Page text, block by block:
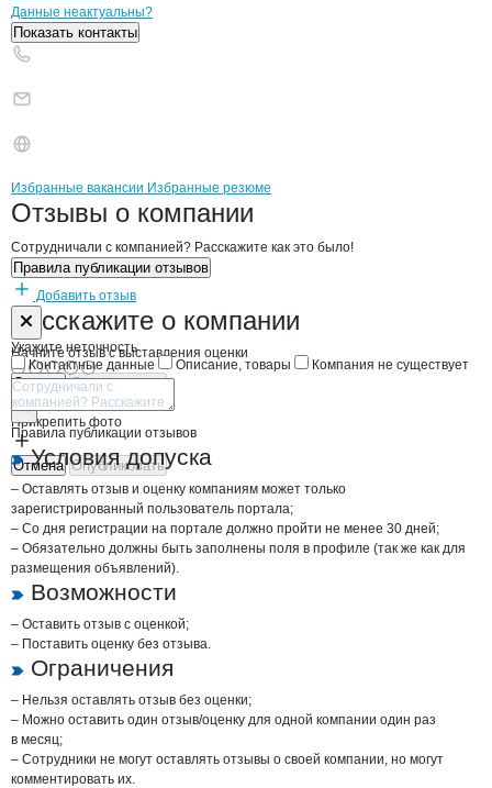
Контактыкомпании
+7(800)000-00-..
Данные неактуальны?
Показать контакты
Брендыкомпани Дасмар
Вакансии вДасмар
Избранные вакансии Избранные резюме
Новости oДасмар, ИП
Отзывы о компании
Сотрудничали с компанией? Расскажите как это было!
Правила публикации отзывов
Добавить отзыв
Расскажите о компании
Начните отзыв с выставления оценки
Прикрепить фото
Отмена Опубликовать
Форма обратной связи о неточностях
Укажите неточность
Контактные данные
Описание, товары Компания не существует
Отмена Опубликовать
Правила публикации отзывов
Условия допуска
– Оставлять отзыв и оценку компаниям может только
зарегистрированный пользователь портала;
– Со дня регистрации на портале должно пройти не менее 30 дней;
– Обязательно должны быть заполнены поля в профиле (так же как для
размещения объявлений).
Возможности
– Оставить отзыв с оценкой;
– Поставить оценку без отзыва.
Ограничения
– Нельзя оставлять отзыв без оценки;
– Можно оставить один отзыв/оценку для одной компании один раз
в месяц;
– Сотрудники не могут оставлять отзывы о своей компании, но могут
комментировать их.